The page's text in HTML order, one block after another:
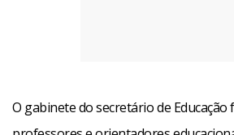
O gabinete do secretário de